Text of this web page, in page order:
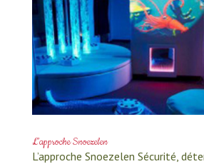
L’approche Snoezelen
L’approche Snoezelen Sécurité,